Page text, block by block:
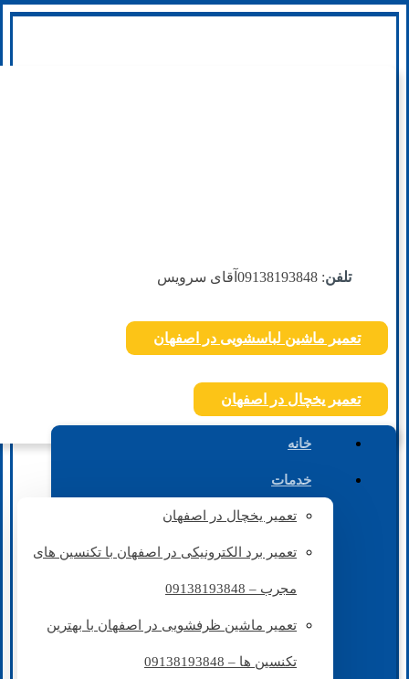
تلفن: 09138193848 آقای سرویس
تعمیر ماشین لباسشویی در اصفهان
تعمیر یخچال در اصفهان
خانه
خدمات
تعمیر یخچال در اصفهان
تعمیر برد الکترونیکی در اصفهان با تکنسین های
مجرب – 09138193848
تعمیر ماشین ظرفشویی در اصفهان با بهترین
تکنسین ها – 09138193848